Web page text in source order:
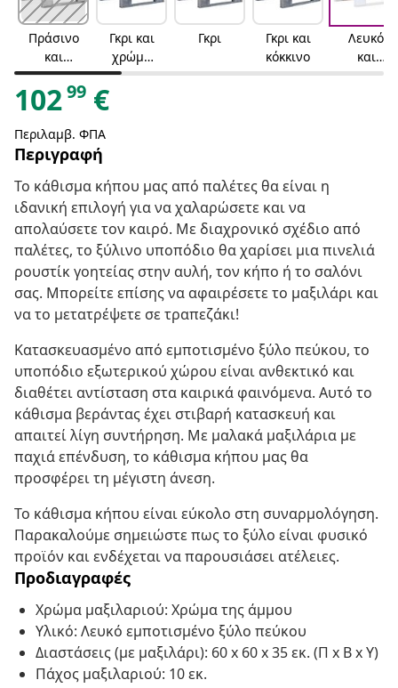
Πράσινο
και
χρώμα
της
άμμου
Γκρι και
χρώμα
της
Γκρι
Γκρι και
κόκκινο
Λευκό
και
χρώμα
10299 €
Περιλαμβ. ΦΠΑ
Περιγραφή
Το κάθισμα κήπου μας από παλέτες θα είναι η
ιδανική επιλογή για να χαλαρώσετε και να
απολαύσετε τον καιρό. Με διαχρονικό σχέδιο από
παλέτες, το ξύλινο υποπόδιο θα χαρίσει μια πινελιά
ρουστίκ γοητείας στην αυλή, τον κήπο ή το σαλόνι
σας. Μπορείτε επίσης να αφαιρέσετε το μαξιλάρι και
να το μετατρέψετε σε τραπεζάκι!
Κατασκευασμένο από εμποτισμένο ξύλο πεύκου, το
υποπόδιο εξωτερικού χώρου είναι ανθεκτικό και
διαθέτει αντίσταση στα καιρικά φαινόμενα. Αυτό το
κάθισμα βεράντας έχει στιβαρή κατασκευή και
απαιτεί λίγη συντήρηση. Με μαλακά μαξιλάρια με
παχιά επένδυση, το κάθισμα κήπου μας θα
προσφέρει τη μέγιστη άνεση.
Το κάθισμα κήπου είναι εύκολο στη συναρμολόγηση.
Παρακαλούμε σημειώστε πως το ξύλο είναι φυσικό
προϊόν και ενδέχεται να παρουσιάσει ατέλειες.
Προδιαγραφές
Χρώμα μαξιλαριού: Χρώμα της άμμου
Υλικό: Λευκό εμποτισμένο ξύλο πεύκου
Διαστάσεις (με μαξιλάρι): 60 x 60 x 35 εκ. (Π x Β x Υ)
Πάχος μαξιλαριού: 10 εκ.